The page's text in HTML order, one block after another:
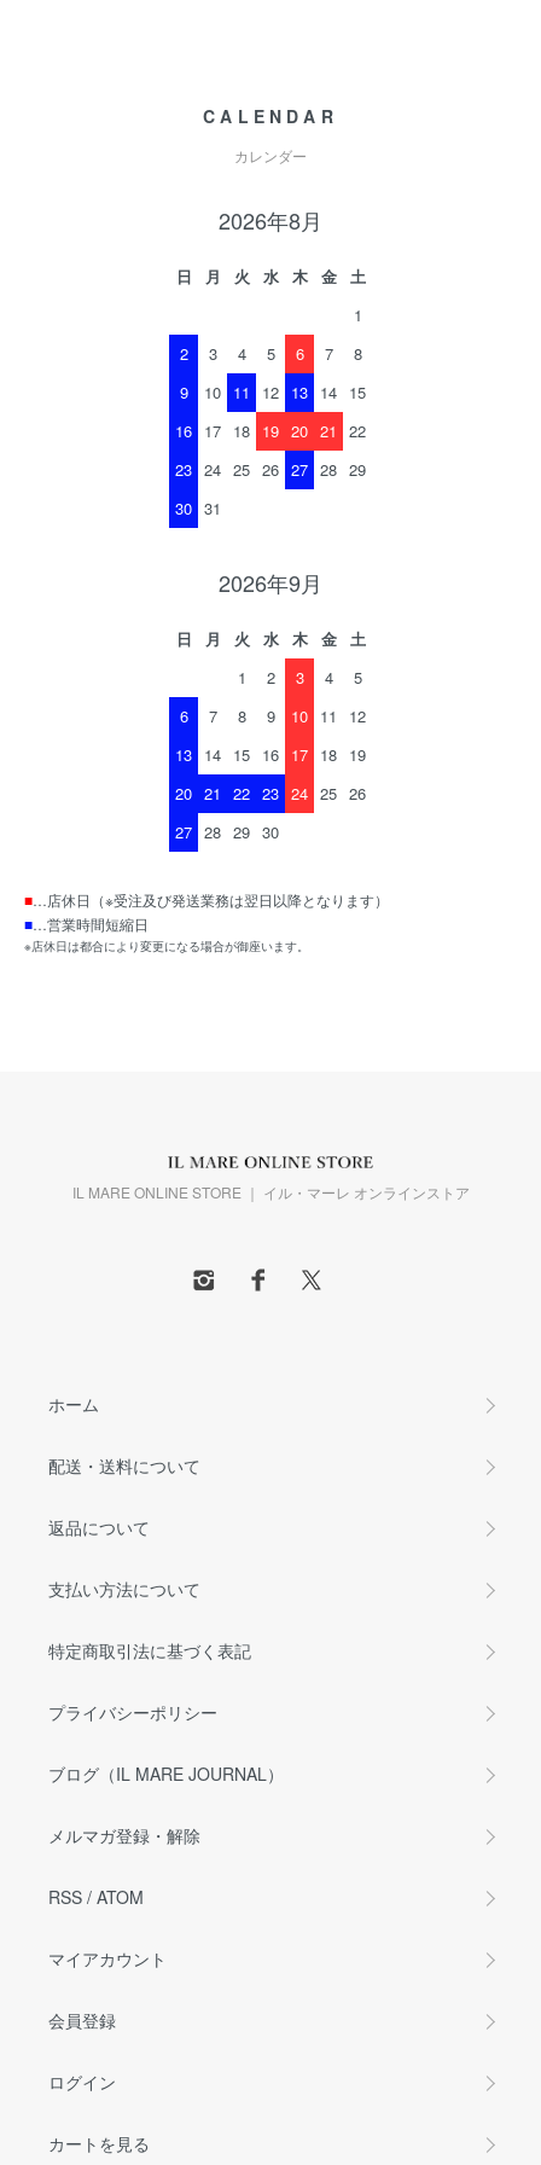
CALENDAR
カレンダー
2026年8月
日 月 火 水 木 金
土
1
2
3 4 5 6 7
8
9
10 11 12 13 14 15
16 17 18 19 20 21
22
23 24 25 26 27 28 29
30 31
2026年9月
日 月 火 水 木 金
土
1
2 3 4
5
6
7 8 9 10 11
12
13 14 15 16 17 18 19
20 21 22 23 24 25 26
27 28 29 30
■…店休日（※受注及び発送業務は翌日以降となります）
■…営業時間短縮日
※店休日は都合により変更になる場合が御座います。
IL MARE ONLINE STORE ｜ イル・マーレ オンラインストア
ホーム
配送・送料について
返品について
支払い方法について
特定商取引法に基づく表記
プライバシーポリシー
ブログ（IL MARE JOURNAL）
メルマガ登録・解除
RSS / ATOM
マイアカウント
会員登録
ログイン
カートを見る